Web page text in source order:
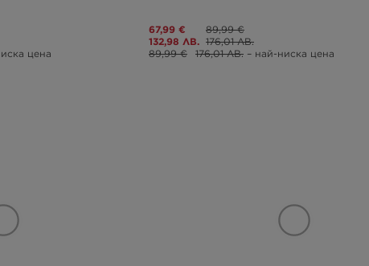
цена
67,99 €
132,98 ЛВ.
89,99 €
176,01 ЛВ.
89,99 €
176,01 ЛВ. – най-ниска цена